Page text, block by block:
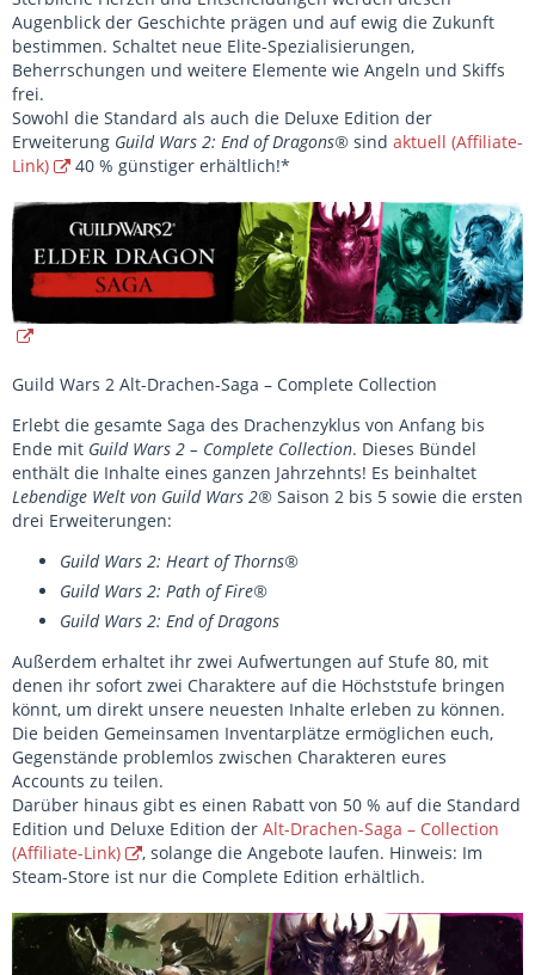
Augenblick der Geschichte prägen und auf ewig die Zukunft
bestimmen. Schaltet neue Elite-Spezialisierungen,
Beherrschungen und weitere Elemente wie Angeln und Skiffs
frei.
Sowohl die Standard als auch die Deluxe Edition der
Erweiterung Guild Wars 2: End of Dragons® sind aktuell (Affiliate-
Link)
40 % günstiger erhältlich!*
Guild Wars 2 Alt-Drachen-Saga – Complete Collection
Erlebt die gesamte Saga des Drachenzyklus von Anfang bis
Ende mit Guild Wars 2 – Complete Collection. Dieses Bündel
enthält die Inhalte eines ganzen Jahrzehnts! Es beinhaltet
Lebendige Welt von Guild Wars 2® Saison 2 bis 5 sowie die ersten
drei Erweiterungen:
Guild Wars 2: Heart of Thorns®
Guild Wars 2: Path of Fire®
Guild Wars 2: End of Dragons
Außerdem erhaltet ihr zwei Aufwertungen auf Stufe 80, mit
denen ihr sofort zwei Charaktere auf die Höchststufe bringen
könnt, um direkt unsere neuesten Inhalte erleben zu können.
Die beiden Gemeinsamen Inventarplätze ermöglichen euch,
Gegenstände problemlos zwischen Charakteren eures
Accounts zu teilen.
Darüber hinaus gibt es einen Rabatt von 50 % auf die Standard
Edition und Deluxe Edition der Alt-Drachen-Saga – Collection
(Affiliate-Link)
, solange die Angebote laufen. Hinweis: Im
Steam-Store ist nur die Complete Edition erhältlich.